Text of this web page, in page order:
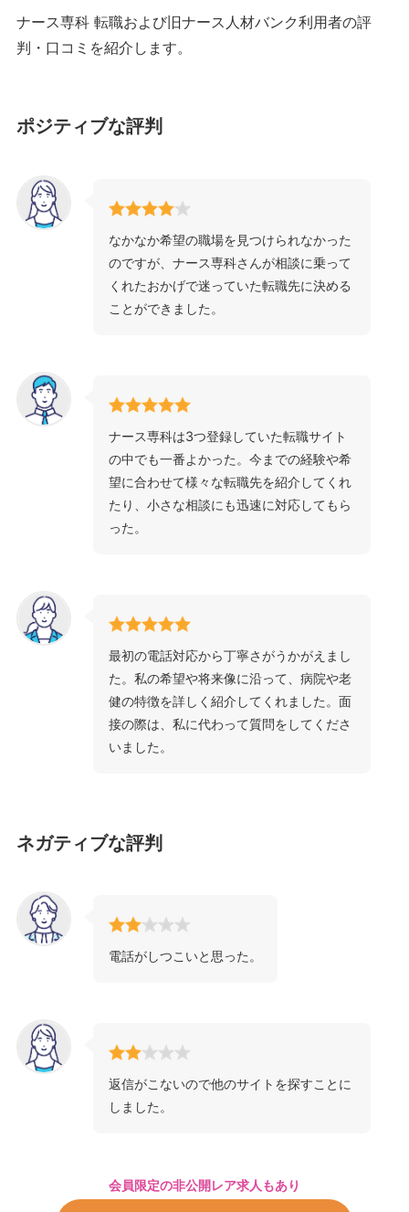
ナース専科 転職および旧ナース人材バンク利用者の評
判・口コミを紹介します。
ポジティブな評判
なかなか希望の職場を見つけられなかった
のですが、ナース専科さんが相談に乗って
くれたおかげで迷っていた転職先に決める
ことができました。
ナース専科は3つ登録していた転職サイト
の中でも一番よかった。今までの経験や希
望に合わせて様々な転職先を紹介してくれ
たり、小さな相談にも迅速に対応してもら
った。
最初の電話対応から丁寧さがうかがえまし
た。私の希望や将来像に沿って、病院や老
健の特徴を詳しく紹介してくれました。面
接の際は、私に代わって質問をしてくださ
いました。
ネガティブな評判
電話がしつこいと思った。
返信がこないので他のサイトを探すことに
しました。
会員限定の非公開レア求人もあり